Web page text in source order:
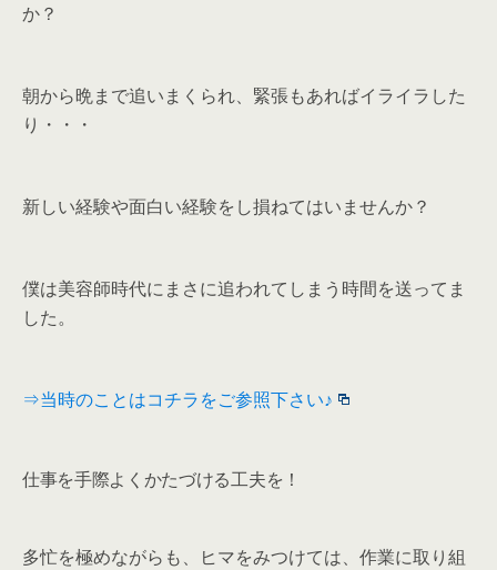
か？
朝から晩まで追いまくられ、緊張もあればイライラした
り・・・
新しい経験や面白い経験をし損ねてはいませんか？
僕は美容師時代にまさに追われてしまう時間を送ってま
した。
⇒当時のことはコチラをご参照下さい♪
仕事を手際よくかたづける工夫を！
多忙を極めながらも、ヒマをみつけては、作業に取り組